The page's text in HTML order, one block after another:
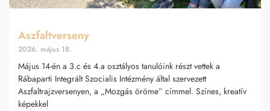
Aszfaltverseny
2026. május 18.
Május 14-én a 3.c és 4.a osztályos tanulóink részt vettek a
Rábaparti Integrált Szocialis Intézmény által szervezett
Aszfaltrajzversenyen, a „Mozgás öröme” címmel. Színes, kreatív
képekkel